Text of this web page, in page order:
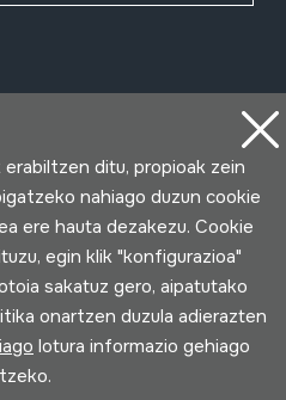
politika Cookie politika
garatua
ditu, propioak zein
nahiago duzun cookie
ere hauta dezakezu. Cookie
egin klik "konfigurazioa"
sakatuz gero, aipatutako
onartzen duzula adierazten
lotura informazio gehiago